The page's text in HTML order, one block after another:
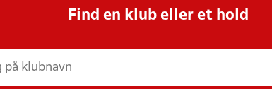
Find en klub eller et hold